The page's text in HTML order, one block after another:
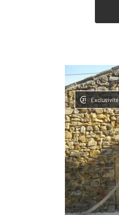
Exclusivité